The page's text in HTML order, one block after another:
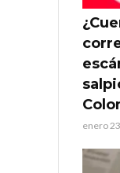
enero